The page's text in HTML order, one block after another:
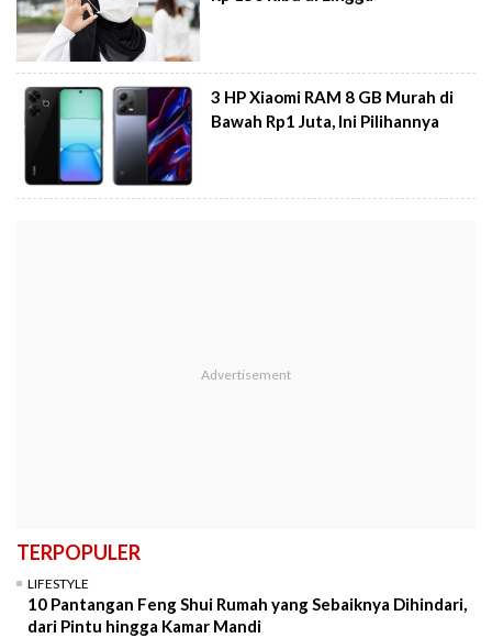
3 HP Xiaomi RAM 8 GB Murah di
Bawah Rp1 Juta, Ini Pilihannya
TERPOPULER
LIFESTYLE
10 Pantangan Feng Shui Rumah yang Sebaiknya Dihindari,
dari Pintu hingga Kamar Mandi